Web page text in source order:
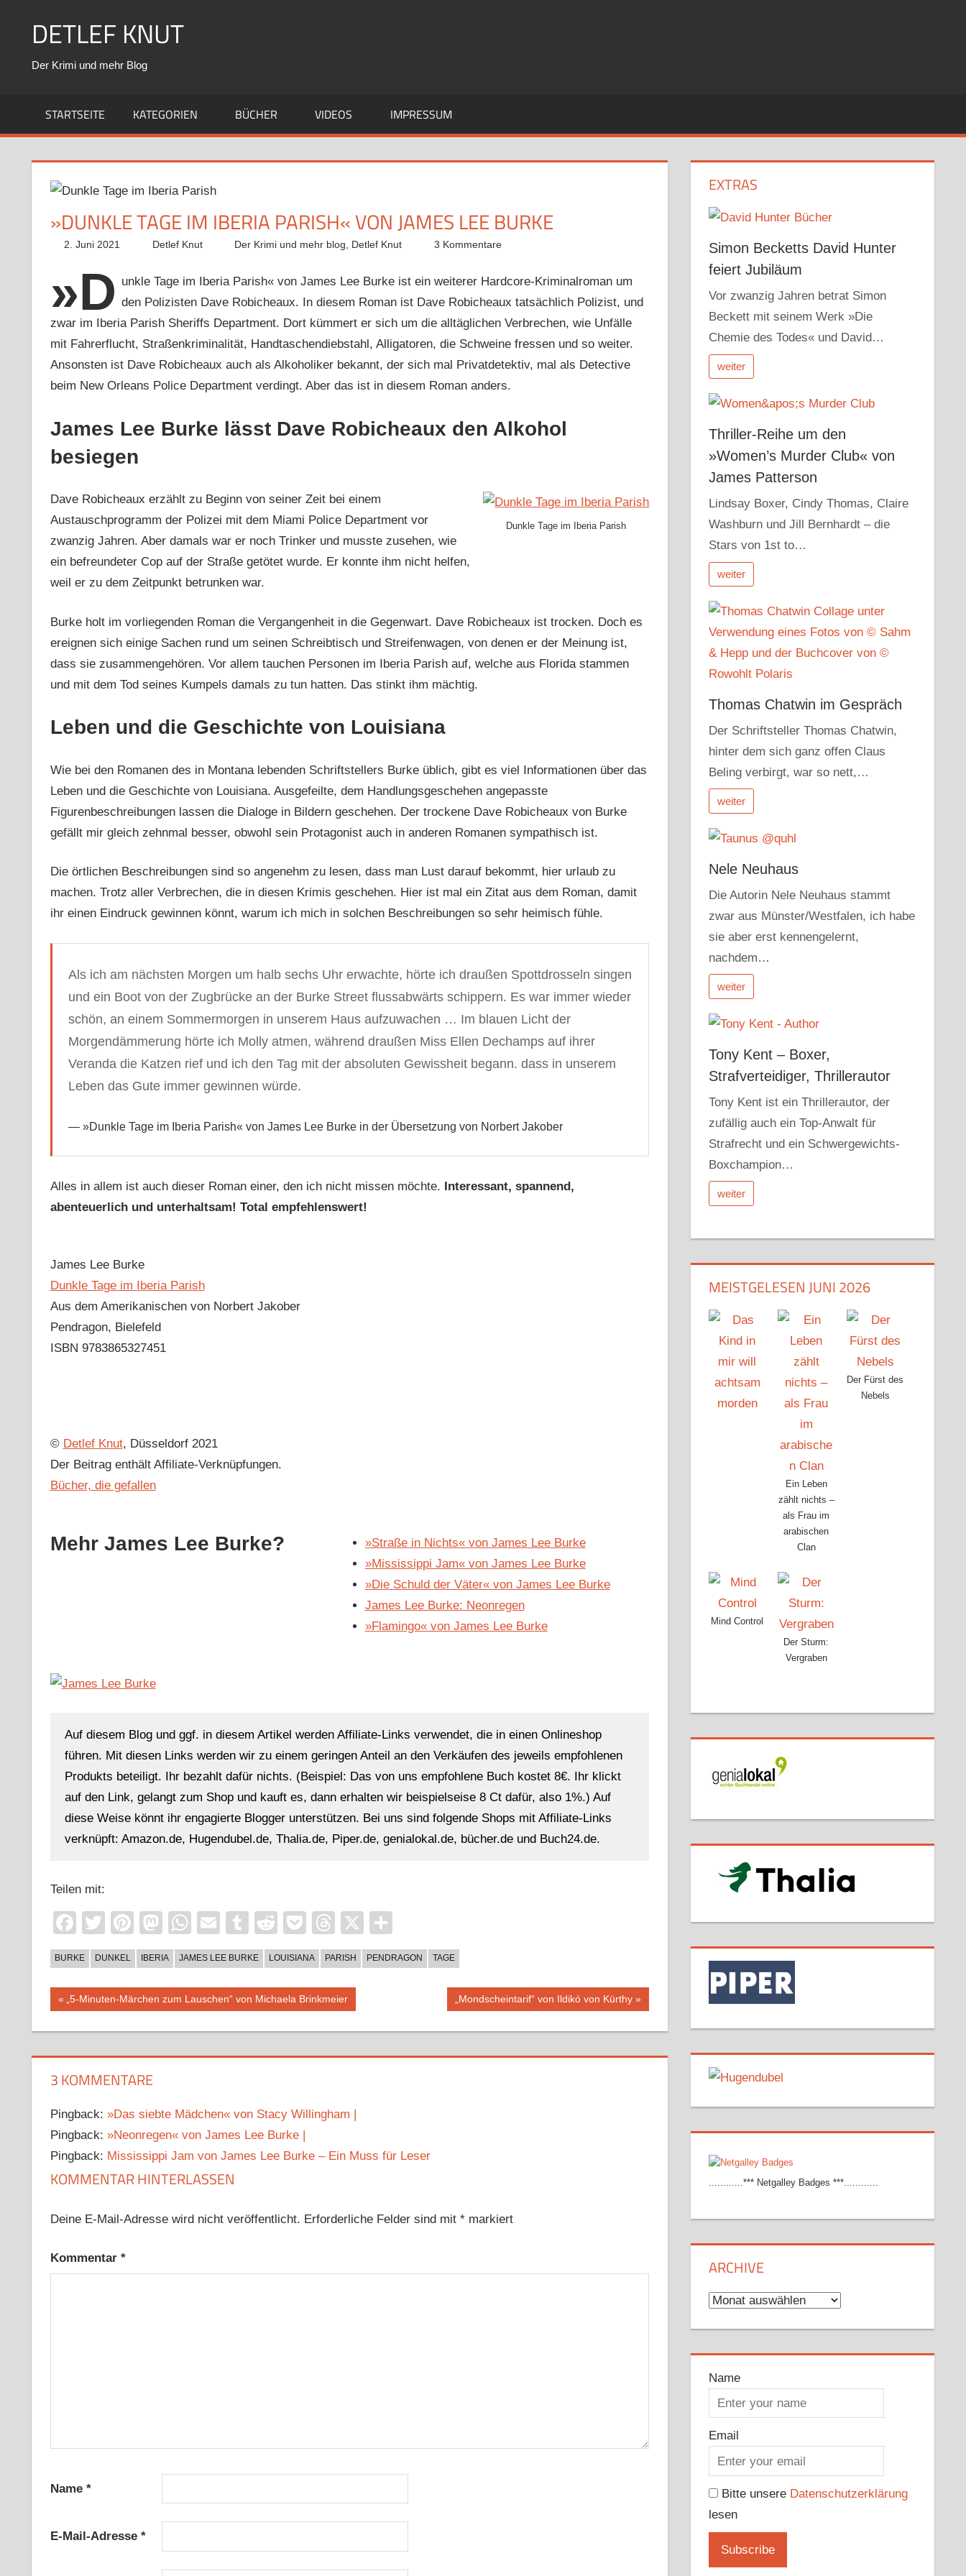
DETLEF KNUT
Der Krimi und mehr Blog
STARTSEITE KATEGORIEN BÜCHER VIDEOS IMPRESSUM
»DUNKLE TAGE IM IBERIA PARISH« VON JAMES LEE BURKE
2. Juni 2021 Detlef Knut Der Krimi und mehr blog Detlef Knut 3 Kommentare
»D unkle Tage im Iberia Parish« von James Lee Burke ist ein weiterer Hardcore-Kriminalroman um
den Polizisten Dave Robicheaux. In diesem Roman ist Dave Robicheaux tatsächlich Polizist, und
zwar im Iberia Parish Sheriffs Department. Dort kümmert er sich um die alltäglichen Verbrechen, wie Unfälle
mit Fahrerflucht, Straßenkriminalität, Handtaschendiebstahl, Alligatoren, die Schweine fressen und so weiter.
Ansonsten ist Dave Robicheaux auch als Alkoholiker bekannt, der sich mal Privatdetektiv, mal als Detective
beim New Orleans Police Department verdingt. Aber das ist in diesem Roman anders.
James Lee Burke lässt Dave Robicheaux den Alkohol
besiegen
Dunkle Tage im Iberia Parish
Dave Robicheaux erzählt zu Beginn von seiner Zeit bei einem
Austauschprogramm der Polizei mit dem Miami Police Department vor
zwanzig Jahren. Aber damals war er noch Trinker und musste zusehen, wie
ein befreundeter Cop auf der Straße getötet wurde. Er konnte ihm nicht helfen,
weil er zu dem Zeitpunkt betrunken war.
Burke holt im vorliegenden Roman die Vergangenheit in die Gegenwart. Dave Robicheaux ist trocken. Doch es
ereignen sich einige Sachen rund um seinen Schreibtisch und Streifenwagen, von denen er der Meinung ist,
dass sie zusammengehören. Vor allem tauchen Personen im Iberia Parish auf, welche aus Florida stammen
und mit dem Tod seines Kumpels damals zu tun hatten. Das stinkt ihm mächtig.
Leben und die Geschichte von Louisiana
Wie bei den Romanen des in Montana lebenden Schriftstellers Burke üblich, gibt es viel Informationen über das
Leben und die Geschichte von Louisiana. Ausgefeilte, dem Handlungsgeschehen angepasste
Figurenbeschreibungen lassen die Dialoge in Bildern geschehen. Der trockene Dave Robicheaux von Burke
gefällt mir gleich zehnmal besser, obwohl sein Protagonist auch in anderen Romanen sympathisch ist.
Die örtlichen Beschreibungen sind so angenehm zu lesen, dass man Lust darauf bekommt, hier urlaub zu
machen. Trotz aller Verbrechen, die in diesen Krimis geschehen. Hier ist mal ein Zitat aus dem Roman, damit
ihr einen Eindruck gewinnen könnt, warum ich mich in solchen Beschreibungen so sehr heimisch fühle.
Als ich am nächsten Morgen um halb sechs Uhr erwachte, hörte ich draußen Spottdrosseln singen
und ein Boot von der Zugbrücke an der Burke Street flussabwärts schippern. Es war immer wieder
schön, an einem Sommermorgen in unserem Haus aufzuwachen … Im blauen Licht der
Morgendämmerung hörte ich Molly atmen, während draußen Miss Ellen Dechamps auf ihrer
Veranda die Katzen rief und ich den Tag mit der absoluten Gewissheit begann. dass in unserem
Leben das Gute immer gewinnen würde.
»Dunkle Tage im Iberia Parish« von James Lee Burke in der Übersetzung von Norbert Jakober
Alles in allem ist auch dieser Roman einer, den ich nicht missen möchte. Interessant, spannend,
abenteuerlich und unterhaltsam! Total empfehlenswert!
James Lee Burke
Dunkle Tage im Iberia Parish
Aus dem Amerikanischen von Norbert Jakober
Pendragon, Bielefeld
ISBN 9783865327451
© Detlef Knut, Düsseldorf 2021
Der Beitrag enthält Affiliate-Verknüpfungen.
Bücher, die gefallen
Mehr James Lee Burke?
»Straße in Nichts« von James Lee Burke
»Mississippi Jam« von James Lee Burke
»Die Schuld der Väter« von James Lee Burke
James Lee Burke: Neonregen
»Flamingo« von James Lee Burke
Auf diesem Blog und ggf. in diesem Artikel werden Affiliate-Links verwendet, die in einen Onlineshop
führen. Mit diesen Links werden wir zu einem geringen Anteil an den Verkäufen des jeweils empfohlenen
Produkts beteiligt. Ihr bezahlt dafür nichts. (Beispiel: Das von uns empfohlene Buch kostet 8€. Ihr klickt
auf den Link, gelangt zum Shop und kauft es, dann erhalten wir beispielseise 8 Ct dafür, also 1%.) Auf
diese Weise könnt ihr engagierte Blogger unterstützen. Bei uns sind folgende Shops mit Affiliate-Links
verknüpft: Amazon.de, Hugendubel.de, Thalia.de, Piper.de, genialokal.de, bücher.de und Buch24.de.
Teilen mit:
Facebook
TwitterPinterest
Mastodon
WhatsApp
EmailTumblr
RedditPocketThreads
X
BURKE DUNKEL IBERIA JAMES LEE BURKE LOUISIANA PARISH PENDRAGON TAGE
Beitragsnavigation
Vorheriger
„5-Minuten-Märchen zum Lauschen“ von Michaela Brinkmeier
Nächster
„Mondscheintarif“ von Ildikó von Kürthy
3 KOMMENTARE
Pingback: »Das siebte Mädchen« von Stacy Willingham |
Pingback: »Neonregen« von James Lee Burke |
Pingback: Mississippi Jam von James Lee Burke – Ein Muss für Leser
KOMMENTAR HINTERLASSEN
Deine E-Mail-Adresse wird nicht veröffentlicht. Erforderliche Felder sind mit *markiert
Kommentar *
Name *
E-Mail-Adresse *
EXTRAS
Simon Becketts David Hunter
feiert Jubiläum
Vor zwanzig Jahren betrat Simon
Beckett mit seinem Werk »Die
Chemie des Todes« und David…
weiter
Thriller-Reihe um den
»Women’s Murder Club« von
James Patterson
Lindsay Boxer, Cindy Thomas, Claire
Washburn und Jill Bernhardt – die
Stars von 1st to…
weiter
Thomas Chatwin im Gespräch
Der Schriftsteller Thomas Chatwin,
hinter dem sich ganz offen Claus
Beling verbirgt, war so nett,…
weiter
Nele Neuhaus
Die Autorin Nele Neuhaus stammt
zwar aus Münster/Westfalen, ich habe
sie aber erst kennengelernt,
nachdem…
weiter
Tony Kent – Boxer,
Strafverteidiger, Thrillerautor
Tony Kent ist ein Thrillerautor, der
zufällig auch ein Top-Anwalt für
Strafrecht und ein Schwergewichts-
Boxchampion…
weiter
MEISTGELESEN JUNI 2026
Ein Leben
zählt nichts –
als Frau im
arabischen
Clan
Der Fürst des
Nebels
Mind Control
Der Sturm:
Vergraben
............*** Netgalley Badges ***............
ARCHIVE
Archive
Name
Email
Bitte unsere Datenschutzerklärung
lesen